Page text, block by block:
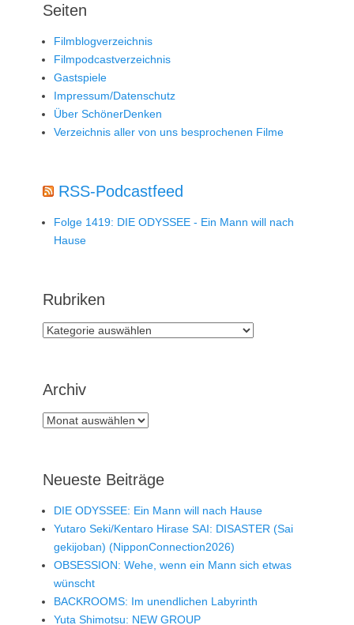
Seiten
Filmblogverzeichnis
Filmpodcastverzeichnis
Gastspiele
Impressum/Datenschutz
Über SchönerDenken
Verzeichnis aller von uns besprochenen Filme
RSS-Podcastfeed
Folge 1419: DIE ODYSSEE - Ein Mann will nach
Hause
Rubriken
Rubriken
Archiv
Archiv
Neueste Beiträge
DIE ODYSSEE: Ein Mann will nach Hause
Yutaro Seki/Kentaro Hirase SAI: DISASTER (Sai
gekijoban) (NipponConnection2026)
OBSESSION: Wehe, wenn ein Mann sich etwas
wünscht
BACKROOMS: Im unendlichen Labyrinth
Yuta Shimotsu: NEW GROUP